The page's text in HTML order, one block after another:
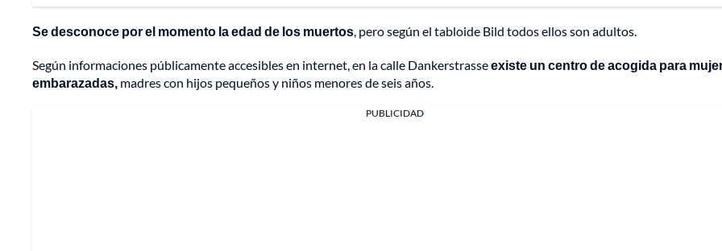
Se desconoce por el momento la edad de los muertos, pero según el tabloide Bild todos ellos son adultos.
Según informaciones públicamente accesibles en internet, en la calle Dankerstrasseexiste un centro de acogida para
embarazadas, madres con hijos pequeños y niños menores de seis años.
PUBLICIDAD